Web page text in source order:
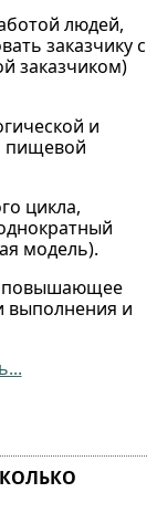
людей,
заказчику с
заказчиком)
и
пищевой
цикла,
модель).
повышающее
выполнения и